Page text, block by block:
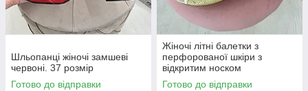
Шльопанці жіночі замшеві
червоні. 37 розмір
Готово до відправки
Жіночі літні балетки з
перфорованої шкіри з
відкритим носком
Готово до відправки